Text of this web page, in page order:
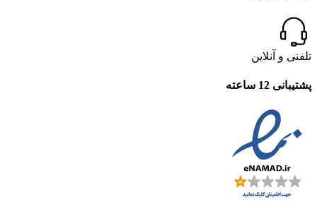
تلفنی و آنلاین
پشتیبانی 12 ساعته